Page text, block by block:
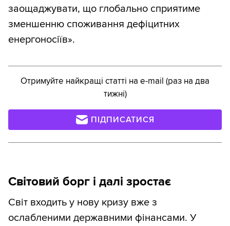
заощаджувати, що глобально сприятиме
зменшенню споживання дефіцитних
енергоносіїв».
Отримуйте найкращі статті на e-mail (раз на два
тижні)
ПІДПИСАТИСЯ
Світовий борг і далі зростає
Світ входить у нову кризу вже з
ослабленими державними фінансами. У